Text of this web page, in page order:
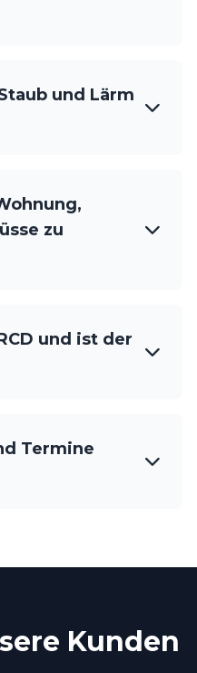
und Lärm
zu
und ist der
Termine
Kunden